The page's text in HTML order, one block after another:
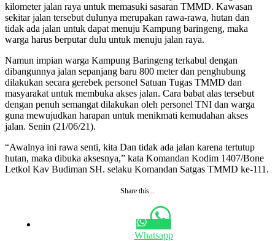
kilometer jalan raya untuk memasuki sasaran TMMD. Kawasan
sekitar jalan tersebut dulunya merupakan rawa-rawa, hutan dan
tidak ada jalan untuk dapat menuju Kampung baringeng, maka
warga harus berputar dulu untuk menuju jalan raya.
Namun impian warga Kampung Baringeng terkabul dengan
dibangunnya jalan sepanjang baru 800 meter dan penghubung
dilakukan secara gerebek personel Satuan Tugas TMMD dan
masyarakat untuk membuka akses jalan. Cara babat alas tersebut
dengan penuh semangat dilakukan oleh personel TNI dan warga
guna mewujudkan harapan untuk menikmati kemudahan akses
jalan. Senin (21/06/21).
“Awalnya ini rawa senti, kita Dan tidak ada jalan karena tertutup
hutan, maka dibuka aksesnya,” kata Komandan Kodim 1407/Bone
Letkol Kav Budiman SH. selaku Komandan Satgas TMMD ke-111.
Share this...
Whatsapp